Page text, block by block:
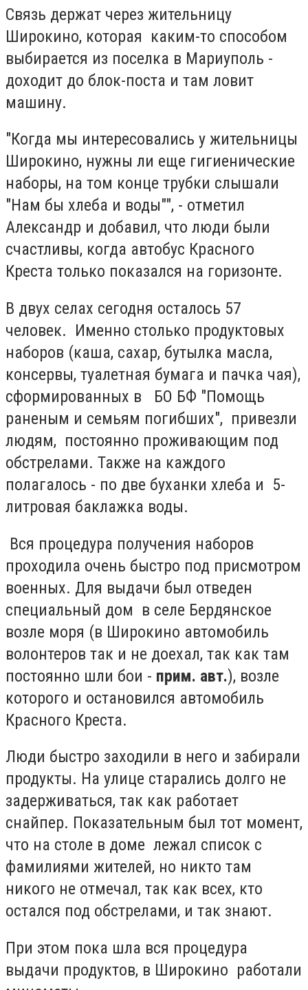
Связь держат через жительницу
Широкино, которая каким-то способом
выбирается из поселка в Мариуполь -
доходит до блок-поста и там ловит
машину.
"Когда мы интересовались у жительницы
Широкино, нужны ли еще гигиенические
наборы, на том конце трубки слышали
"Нам бы хлеба и воды"", - отметил
Александр и добавил, что люди были
счастливы, когда автобус Красного
Креста только показался на горизонте.
В двух селах сегодня осталось 57
человек. Именно столько продуктовых
наборов (каша, сахар, бутылка масла,
консервы, туалетная бумага и пачка чая),
сформированных в БО БФ "Помощь
раненым и семьям погибших", привезли
людям, постоянно проживающим под
обстрелами. Также на каждого
полагалось - по две буханки хлеба и 5-
литровая баклажка воды.
Вся процедура получения наборов
проходила очень быстро под присмотром
военных. Для выдачи был отведен
специальный дом в селе Бердянское
возле моря (в Широкино автомобиль
волонтеров так и не доехал, так как там
постоянно шли бои - прим. авт.), возле
которого и остановился автомобиль
Красного Креста.
Люди быстро заходили в него и забирали
продукты. На улице старались долго не
задерживаться, так как работает
снайпер. Показательным был тот момент,
что на столе в доме лежал список с
фамилиями жителей, но никто там
никого не отмечал, так как всех, кто
остался под обстрелами, и так знают.
При этом пока шла вся процедура
выдачи продуктов, в Широкино работали